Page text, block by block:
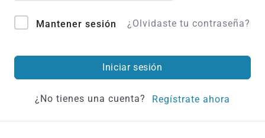
Mantener sesión ¿Olvidaste tu contraseña?
Iniciar sesión
¿No tienes una cuenta? Regístrate ahora